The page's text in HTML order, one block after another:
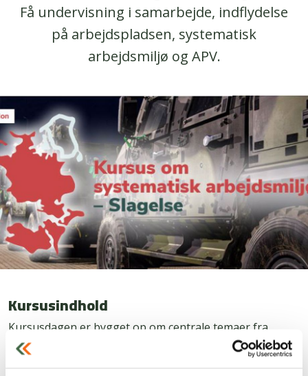
Få undervisning i samarbejde, indflydelse
på arbejdspladsen, systematisk
arbejdsmiljø og APV.
Kursusindhold
Kursusdagen er bygget op om centrale temaer fra
bekendtgørelsen: